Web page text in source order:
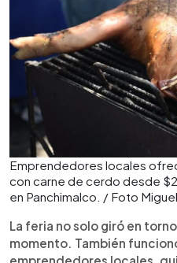
Emprendedores locales
con carne de cerdo desde
en Panchimalco. / Foto
La feria no solo giró en
momento. También
emprendedores locales,